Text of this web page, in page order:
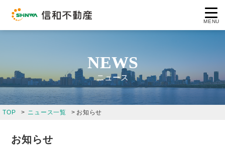
MENU
コンセプト
企業情報
NEWS
ニュース
TOP ニュース一覧 お知らせ
お知らせ